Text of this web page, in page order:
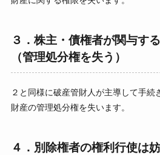
３．株主・債権者が関与す
（管理処分権を失う）
２と同様に破産管財人が主導して手続
財産の管理処分権を失います。
４．別除権者の権利行使は